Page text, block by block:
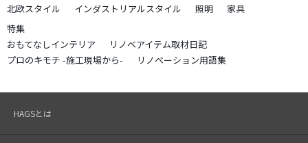
北欧スタイル
インダストリアルスタイル 照明
家具
特集
おもてなしインテリア
リノベアイテム取材日記
プロのキモチ -施工現場から-
リノベーション用語集
HAGSとは